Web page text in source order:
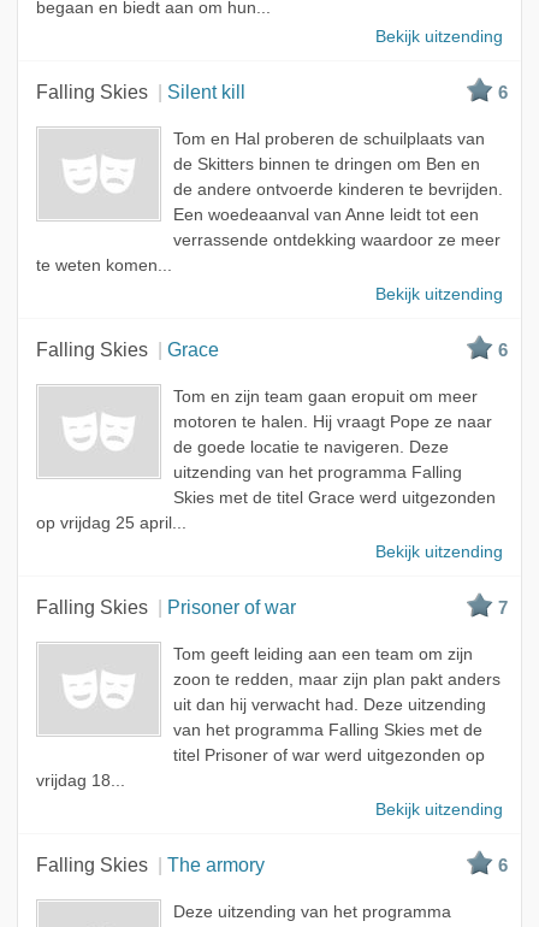
begaan en biedt aan om hun...
Bekijk uitzending
Falling Skies Silent kill 6
Tom en Hal proberen de schuilplaats van
de Skitters binnen te dringen om Ben en
de andere ontvoerde kinderen te bevrijden.
Een woedeaanval van Anne leidt tot een
verrassende ontdekking waardoor ze meer
te weten komen...
Bekijk uitzending
Falling Skies Grace 6
Tom en zijn team gaan eropuit om meer
motoren te halen. Hij vraagt Pope ze naar
de goede locatie te navigeren. Deze
uitzending van het programma Falling
Skies met de titel Grace werd uitgezonden
op vrijdag 25 april...
Bekijk uitzending
Falling Skies Prisoner of war 7
Tom geeft leiding aan een team om zijn
zoon te redden, maar zijn plan pakt anders
uit dan hij verwacht had. Deze uitzending
van het programma Falling Skies met de
titel Prisoner of war werd uitgezonden op
vrijdag 18...
Bekijk uitzending
Falling Skies The armory 6
Deze uitzending van het programma